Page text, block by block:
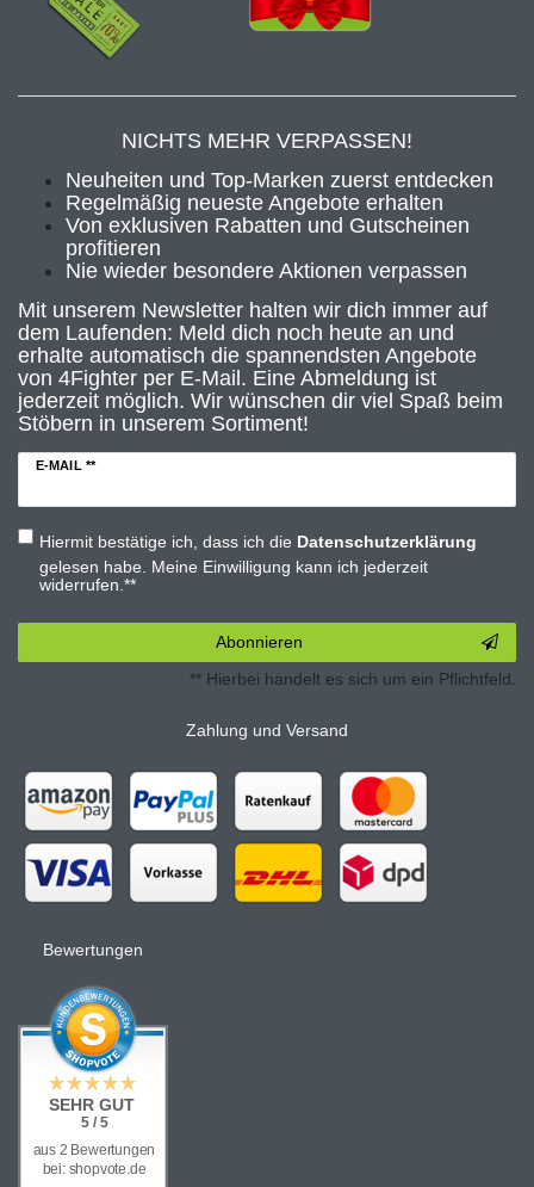
NICHTS MEHR VERPASSEN!
Neuheiten und Top-Marken zuerst entdecken
Regelmäßig neueste Angebote erhalten
Von exklusiven Rabatten und Gutscheinen
profitieren
Nie wieder besondere Aktionen verpassen
Mit unserem Newsletter halten wir dich immer auf
dem Laufenden: Meld dich noch heute an und
erhalte automatisch die spannendsten Angebote
von 4Fighter per E-Mail. Eine Abmeldung ist
jederzeit möglich. Wir wünschen dir viel Spaß beim
Stöbern in unserem Sortiment!
E-MAIL **
Hiermit bestätige ich, dass ich die Daten­schutz­erklärung
gelesen habe. Meine Einwilligung kann ich jederzeit
widerrufen.**
Abonnieren
** Hierbei handelt es sich um ein Pflichtfeld.
Zahlung und Versand
Bewertungen
SEHR GUT
5 / 5
aus 2 Bewertungen
bei: shopvote.de